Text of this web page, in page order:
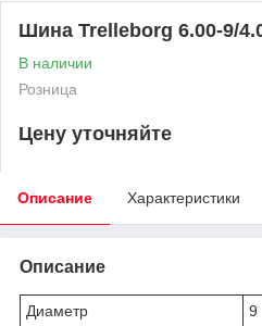
Шина Trelleborg 6.00-9/
В наличии
Розница
Цену уточняйте
Описание Характеристики
Описание
Диаметр
9